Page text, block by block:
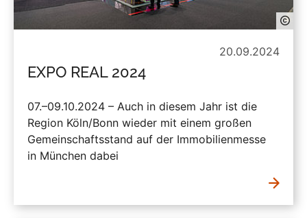
20.09.2024
EXPO REAL 2024
07.–09.10.2024 – Auch in diesem Jahr ist die
Region Köln/Bonn wieder mit einem großen
Gemeinschaftsstand auf der Immobilienmesse
in München dabei